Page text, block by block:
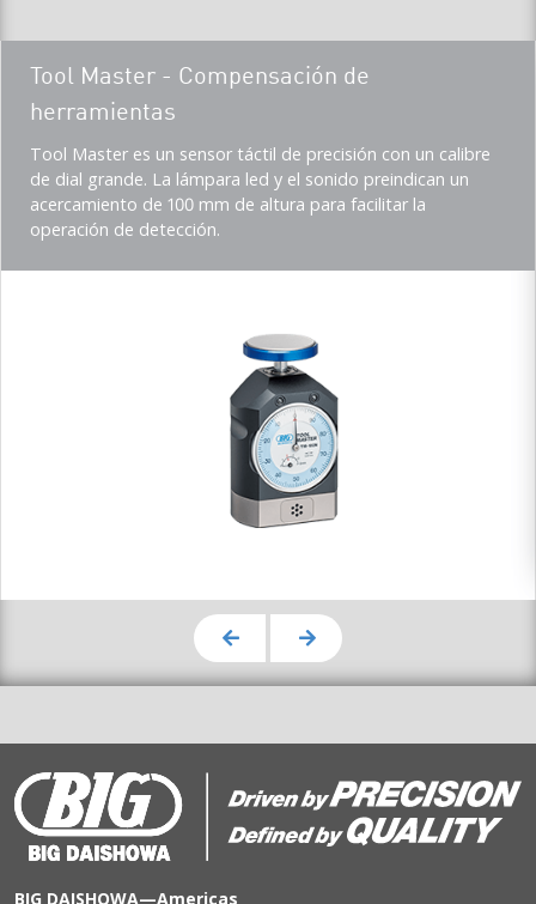
Teaser
title
Tool Master - Compensación de
herramientas
Teaser
description
(Imperial)
Tool Master es un sensor táctil de precisión con un calibre
de dial grande. La lámpara led y el sonido preindican un
acercamiento de 100 mm de altura para facilitar la
operación de detección.
BIG DAISHOWA—Americas